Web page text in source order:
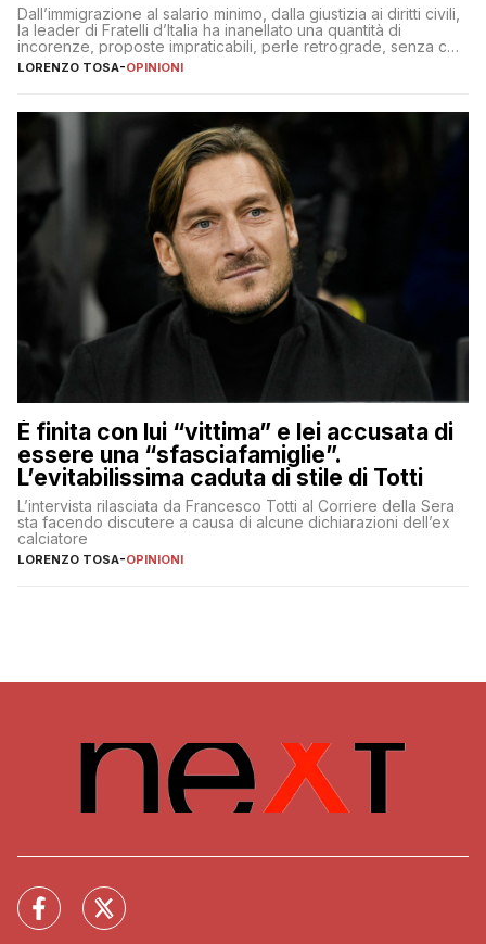
Dall’immigrazione al salario minimo, dalla giustizia ai diritti civili,
la leader di Fratelli d’Italia ha inanellato una quantità di
incorenze, proposte impraticabili, perle retrograde, senza che
nessuno – a destra come a sinistra – glielo abbia fatto notare
LORENZO TOSA-OPINIONI
È finita con lui “vittima” e lei accusata di
essere una “sfasciafamiglie”.
L’evitabilissima caduta di stile di Totti
L’intervista rilasciata da Francesco Totti al Corriere della Sera
sta facendo discutere a causa di alcune dichiarazioni dell’ex
calciatore
LORENZO TOSA-OPINIONI